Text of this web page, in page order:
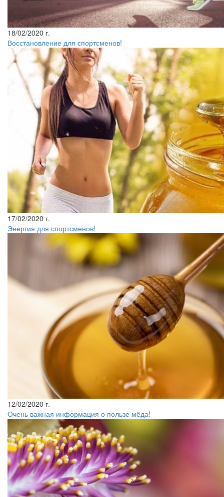
18/02/2020 г.
Восстановление для спортсменов!
17/02/2020 г.
Энергия для спортсменов!
12/02/2020 г.
Очень важная информация о пользе мёда!